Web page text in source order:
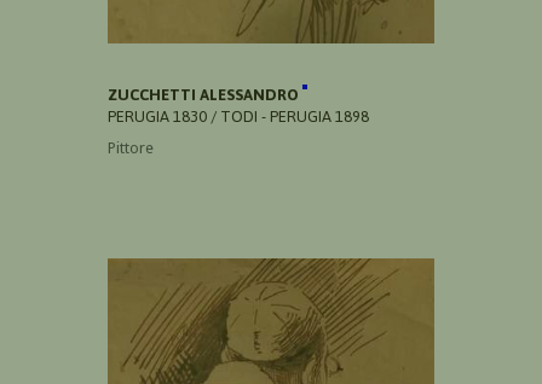
ZUCCHETTI ALESSANDRO
PERUGIA 1830 / TODI - PERUGIA 1898
Pittore